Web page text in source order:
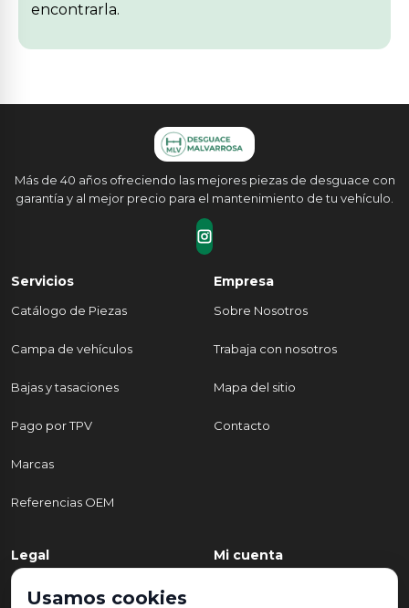
encontrarla.
Más de 40 años ofreciendo las mejores piezas de desguace con
garantía y al mejor precio para el mantenimiento de tu vehículo.
Servicios
Catálogo de Piezas
Campa de vehículos
Bajas y tasaciones
Pago por TPV
Marcas
Referencias OEM
Empresa
Sobre Nosotros
Trabaja con nosotros
Mapa del sitio
Contacto
Legal
Política de Privacidad
Mi cuenta
Usamos cookies